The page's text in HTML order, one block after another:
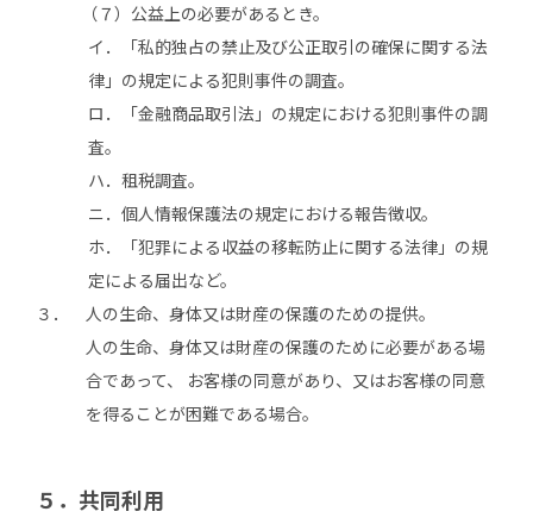
（７）公益上の必要があるとき。
イ．「私的独占の禁止及び公正取引の確保に関する法
律」の規定による犯則事件の調査。
ロ．「金融商品取引法」の規定における犯則事件の調
査。
ハ．租税調査。
ニ．個人情報保護法の規定における報告徴収。
ホ．「犯罪による収益の移転防止に関する法律」の規
定による届出など。
３．
人の生命、身体又は財産の保護のための提供。
人の生命、身体又は財産の保護のために必要がある場
合であって、 お客様の同意があり、又はお客様の同意
を得ることが困難である場合。
５．共同利用